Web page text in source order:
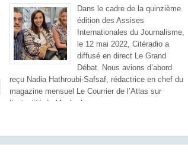
Dans le cadre de la quinzième
édition des Assises
Internationales du Journalisme,
le 12 mai 2022, Citéradio a
diffusé en direct Le Grand
Débat. Nous avions d’abord
reçu Nadia Hathroubi-Safsaf, rédactrice en chef du
magazine mensuel Le Courrier de l’Atlas sur
l’actualité du Maghreb